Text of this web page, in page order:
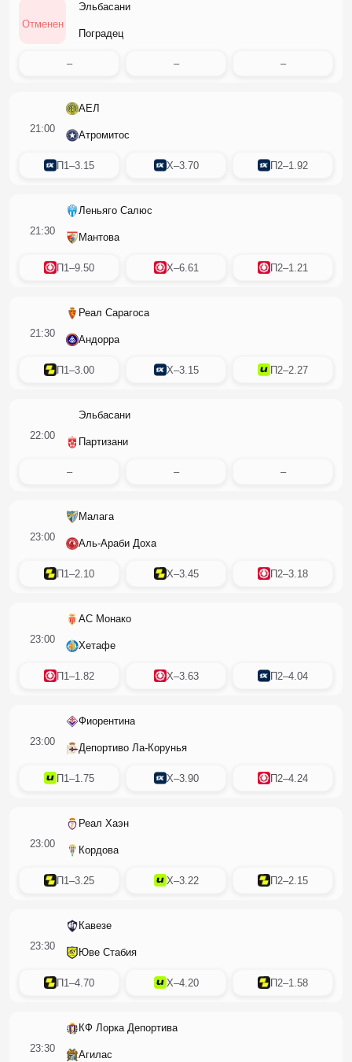
Отменен
Эльбасани
Поградец
– – –
21:00
АЕЛ
Атромитос
П1–3.15 X–3.70 П2–1.92
21:30
Леньяго Салюс
Мантова
П1–9.50 X–6.61 П2–1.21
21:30
Реал Сарагоса
Андорра
П1–3.00 X–3.15 П2–2.27
22:00
Эльбасани
Партизани
– – –
23:00
Малага
Аль-Араби Доха
П1–2.10 X–3.45 П2–3.18
23:00
АС Монако
Хетафе
П1–1.82 X–3.63 П2–4.04
23:00
Фиорентина
Депортиво Ла-Корунья
П1–1.75 X–3.90 П2–4.24
23:00
Реал Хаэн
Кордова
П1–3.25 X–3.22 П2–2.15
23:30
Кавезе
Юве Стабия
П1–4.70 X–4.20 П2–1.58
23:30
КФ Лорка Депортива
Агилас